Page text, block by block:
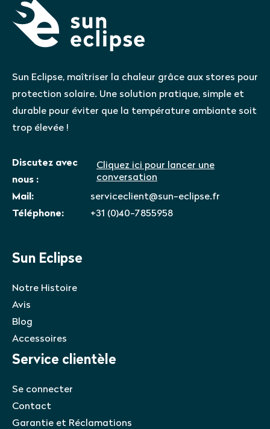
Sun Eclipse, maîtriser la chaleur grâce aux stores pour
protection solaire. Une solution pratique, simple et
durable pour éviter que la température ambiante soit
trop élevée !
Discutez avec
nous :
Cliquez ici pour lancer une
conversation
Mail:
serviceclient@sun-eclipse.fr
Téléphone:
+31 (0)40-7855958
Sun Eclipse
Notre Histoire
Avis
Blog
Accessoires
Service clientèle
Se connecter
Contact
Garantie et Réclamations